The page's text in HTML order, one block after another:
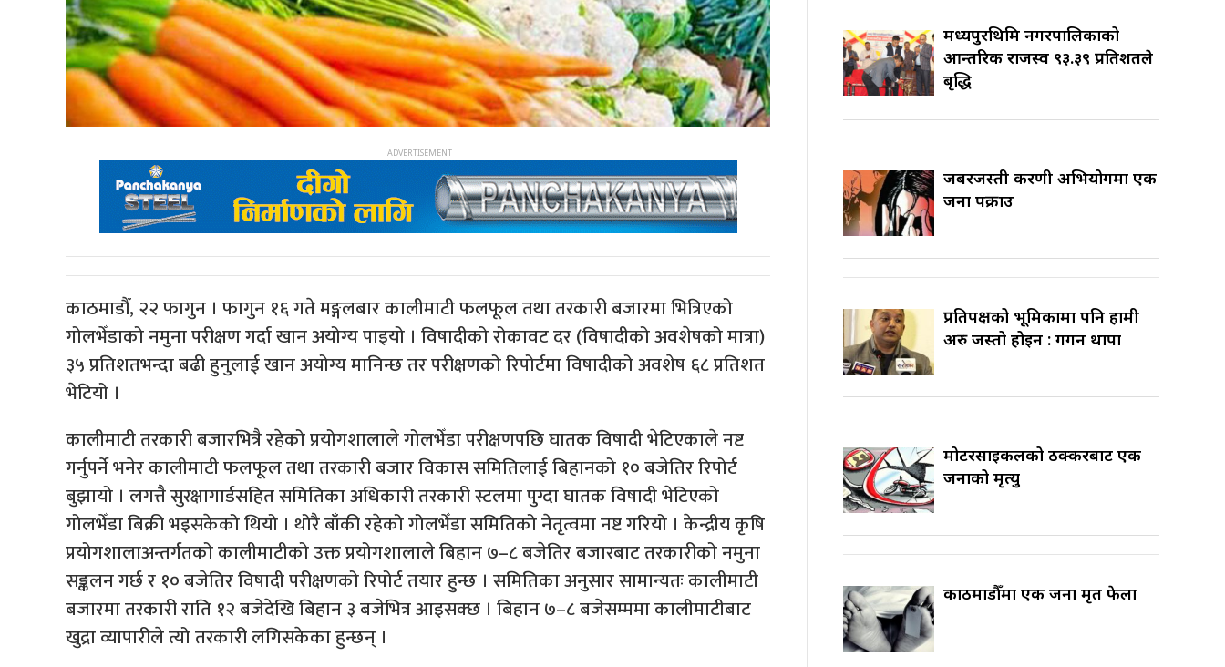
काठमाडौँ, २२ फागुन । फागुन १६ गते मङ्गलबार कालीमाटी फलफूल तथा तरकारी बजारमा भित्रिएको
गोलभेँडाको नमुना परीक्षण गर्दा खान अयोग्य पाइयो । विषादीको रोकावट दर (विषादीको अवशेषको मात्रा)
३५ प्रतिशतभन्दा बढी हुनुलाई खान अयोग्य मानिन्छ तर परीक्षणको रिपोर्टमा विषादीको अवशेष ६८ प्रतिशत
भेटियो ।
कालीमाटी तरकारी बजारभित्रै रहेको प्रयोगशालाले गोलभेँडा परीक्षणपछि घातक विषादी भेटिएकाले नष्ट
गर्नुपर्ने भनेर कालीमाटी फलफूल तथा तरकारी बजार विकास समितिलाई बिहानको १० बजेतिर रिपोर्ट
बुझायो । लगत्तै सुरक्षागार्डसहित समितिका अधिकारी तरकारी स्टलमा पुग्दा घातक विषादी भेटिएको
गोलभेँडा बिक्री भइसकेको थियो । थोरै बाँकी रहेको गोलभेँडा समितिको नेतृत्वमा नष्ट गरियो । केन्द्रीय कृषि
प्रयोगशालाअन्तर्गतको कालीमाटीको उक्त प्रयोगशालाले बिहान ७–८ बजेतिर बजारबाट तरकारीको नमुना
सङ्कलन गर्छ र १० बजेतिर विषादी परीक्षणको रिपोर्ट तयार हुन्छ । समितिका अनुसार सामान्यतः कालीमाटी
बजारमा तरकारी राति १२ बजेदेखि बिहान ३ बजेभित्र आइसक्छ । बिहान ७–८ बजेसम्ममा कालीमाटीबाट
खुद्रा व्यापारीले त्यो तरकारी लगिसकेका हुन्छन् ।
मध्यपुरथिमि नगरपालिकाको
आन्तरिक राजस्व ९३.३९ प्रतिशतले
बृद्धि
जबरजस्ती करणी अभियोगमा एक
जना पक्राउ
प्रतिपक्षको भूमिकामा पनि हामी
अरु जस्तो होइन : गगन थापा
मोटरसाइकलको ठक्करबाट एक
जनाको मृत्यु
काठमाडौँमा एक जना मृत फेला